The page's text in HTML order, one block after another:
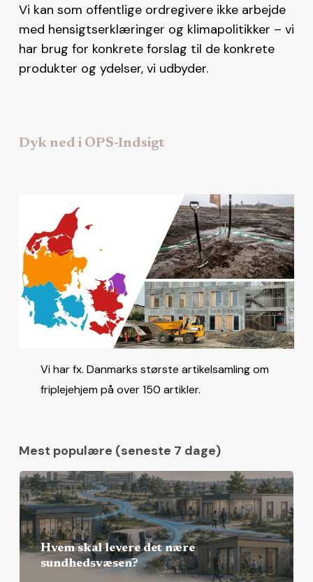
Vi kan som offentlige ordregivere ikke arbejde
med hensigtserklæringer og klimapolitikker – vi
har brug for konkrete forslag til de konkrete
produkter og ydelser, vi udbyder.
Dyk ned i OPS-Indsigt
Vi har fx. Danmarks største artikelsamling om
friplejehjem på over 150 artikler.
Mest populære (seneste 7 dage)
Hvem skal levere det nære
sundhedsvæsen?